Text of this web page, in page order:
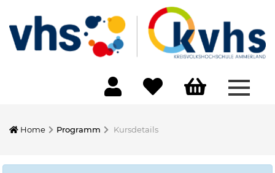
Home Programm Kursdetails